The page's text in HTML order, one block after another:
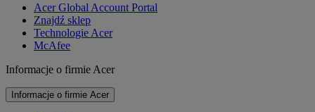
Acer Global Account Portal
Znajdź sklep
Technologie Acer
McAfee
Informacje o firmie Acer
Informacje o firmie Acer